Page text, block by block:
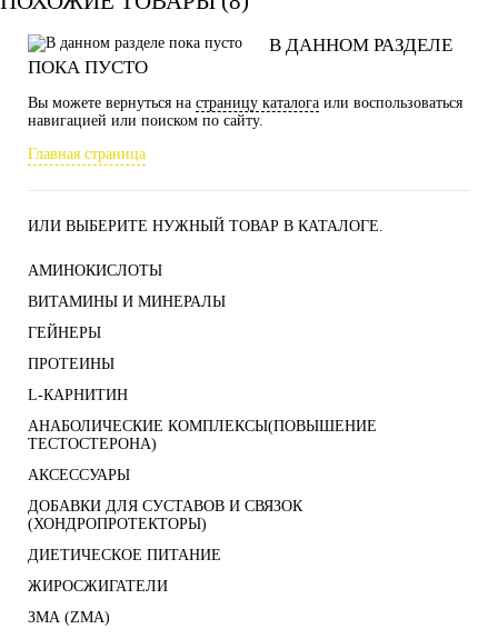
В ДАННОМ РАЗДЕЛЕ
ПОКА ПУСТО
Вы можете вернуться на страницу каталога или воспользоваться
навигацией или поиском по сайту.
Главная страница
ИЛИ ВЫБЕРИТЕ НУЖНЫЙ ТОВАР В КАТАЛОГЕ.
АМИНОКИСЛОТЫ
ВИТАМИНЫ И МИНЕРАЛЫ
ГЕЙНЕРЫ
ПРОТЕИНЫ
L-КАРНИТИН
АНАБОЛИЧЕСКИЕ КОМПЛЕКСЫ(ПОВЫШЕНИЕ
ТЕСТОСТЕРОНА)
АКСЕССУАРЫ
ДОБАВКИ ДЛЯ СУСТАВОВ И СВЯЗОК
(ХОНДРОПРОТЕКТОРЫ)
ДИЕТИЧЕСКОЕ ПИТАНИЕ
ЖИРОСЖИГАТЕЛИ
ЗМА (ZMA)